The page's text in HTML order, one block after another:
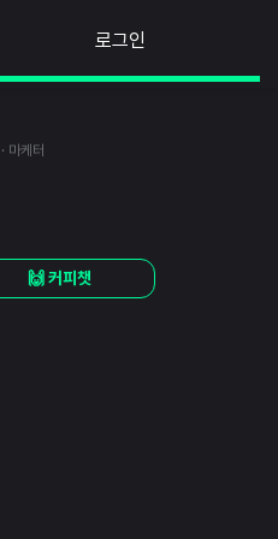
로그인
· 마케터
🙌 커피챗